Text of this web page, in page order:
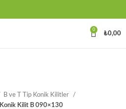
0
₺0,00
B ve T Tip Konik Kilitler
Konik Kilit B 090×130